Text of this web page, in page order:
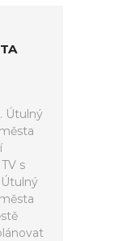
Útulný
s